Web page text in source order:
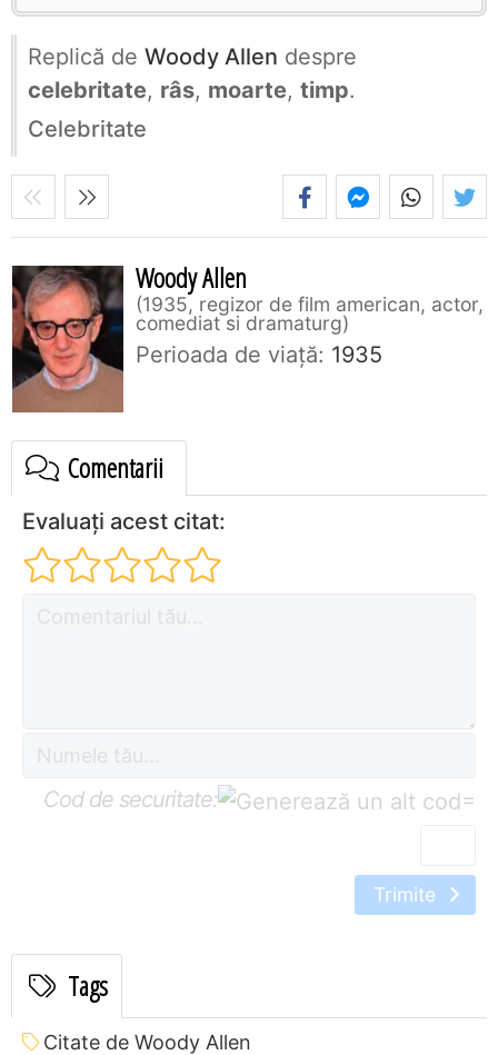
Replică de Woody Allen despre
celebritate, râs, moarte, timp.
Celebritate
Woody Allen
1935, regizor de film american, actor,
comediat si dramaturg
Perioada de viaţă: 1935
Comentarii
Evaluați acest citat:
Cod de securitate: =
Trimite
Tags
Citate de Woody Allen